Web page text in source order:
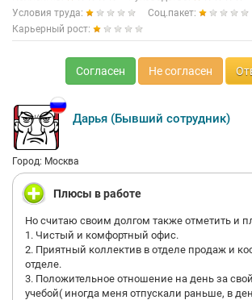
Условия труда:
Соц.пакет:
Карьерный рост:
Согласен Не согласен
Дарья (Бывший сотрудник)
Город: Москва
Плюсы в работе
Но считаю своим долгом также отметить и
1. Чистый и комфортный офис.
2. Приятный коллектив в отделе продаж и
отделе.
3. Положительное отношение на день за
учебой( иногда меня отпускали раньше, в